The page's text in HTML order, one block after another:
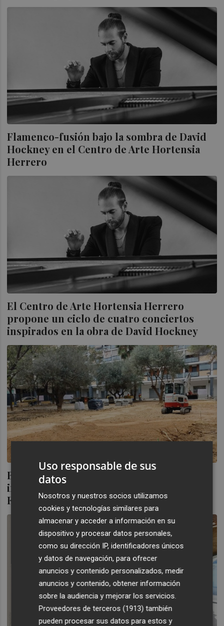
Flamenco-fusión bajo la sombra de David
Hockney en el Centro de Arte Hortensia
Herrero
El Centro de Arte Hortensia Herrero
propone un ciclo de cuatro conciertos
inspirados en la obra de David Hockney
Benetússer trabaja en rehabilitar parques
infantiles y plazas tras la Dana con la
Fundación Hortensia Herrero
Uso responsable de sus
datos
Nosotros y nuestros socios utilizamos
cookies y tecnologías similares para
almacenar y acceder a información en su
dispositivo y procesar datos personales,
como su dirección IP, identificadores únicos
y datos de navegación, para ofrecer
anuncios y contenido personalizados, medir
anuncios y contenido, obtener información
sobre la audiencia y mejorar los servicios.
Proveedores de terceros (1913) también
pueden procesar sus datos para estos y